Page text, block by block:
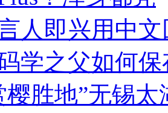
人即兴用中
学之父如何
樱胜地”无锡